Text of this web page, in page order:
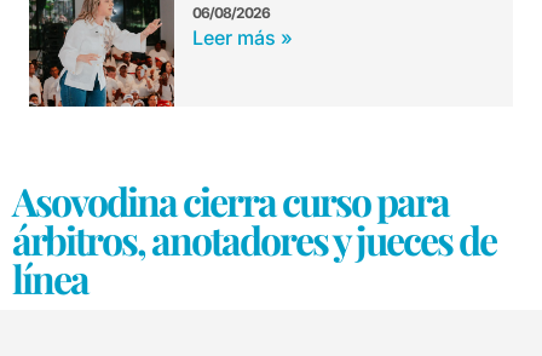
06/08/2026
Leer más »
Asovodina cierra curso para
árbitros, anotadores y jueces de
línea